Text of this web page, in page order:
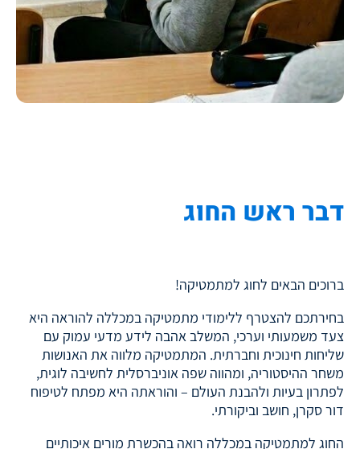
דבר ראש החוג
ברוכים הבאים לחוג למתמטיקה!
בחירתכם להצטרף ללימודי מתמטיקה במכללה להוראה היא
צעד משמעותי וערכי, המשלב אהבה לידע מדעי עמוק עם
שליחות חינוכית וחברתית. המתמטיקה מלווה את האנושות
משחר ההיסטוריה, ומהווה שפה אוניברסלית לחשיבה לוגית,
לפתרון בעיות ולהבנת העולם – והוראתה היא מפתח לטיפוח
דור סקרן, חושב וביקורתי.
החוג למתמטיקה במכללה רואה בהכשרת מורים איכותיים